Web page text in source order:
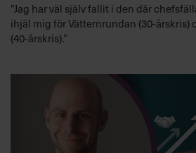
”Jag har väl själv fallit i den där
ihjäl mig för Vätternrundan (30-årskris)
(40-årskris).”